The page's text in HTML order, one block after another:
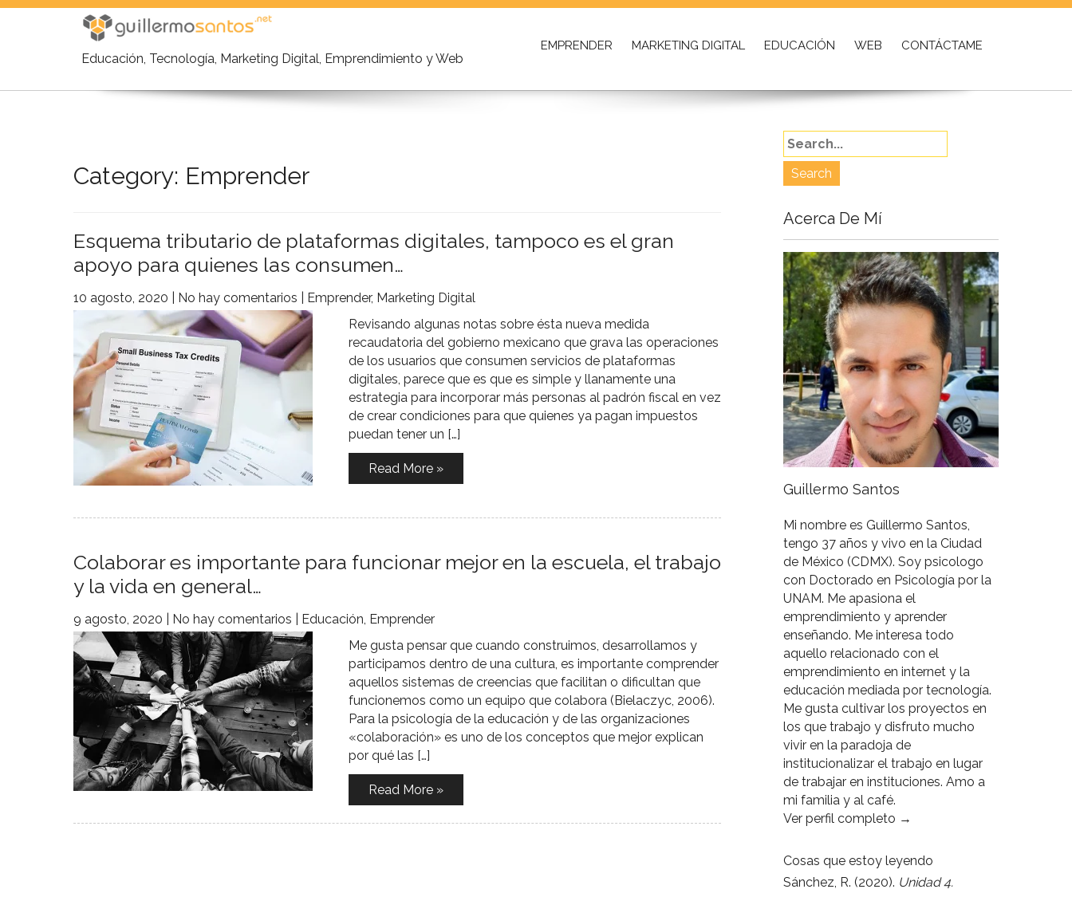
Skip
Educación, Tecnología, Marketing Digital, Emprendimiento y Web
EMPRENDER MARKETING DIGITAL EDUCACIÓN WEB CONTÁCTAME
Category: Emprender
Esquema tributario de plataformas digitales, tampoco es el gran
apoyo para quienes las consumen…
10 agosto, 2020 No hay comentarios Emprender, Marketing Digital
Revisando algunas notas sobre ésta nueva medida
recaudatoria del gobierno mexicano que grava las operaciones
de los usuarios que consumen servicios de plataformas
digitales, parece que es que es simple y llanamente una
estrategia para incorporar más personas al padrón fiscal en vez
de crear condiciones para que quienes ya pagan impuestos
puedan tener un […]
Read More »
Colaborar es importante para funcionar mejor en la escuela, el trabajo
y la vida en general…
9 agosto, 2020 No hay comentarios Educación, Emprender
Me gusta pensar que cuando construimos, desarrollamos y
participamos dentro de una cultura, es importante comprender
aquellos sistemas de creencias que facilitan o dificultan que
funcionemos como un equipo que colabora (Bielaczyc, 2006).
Para la psicología de la educación y de las organizaciones
«colaboración» es uno de los conceptos que mejor explican
por qué las […]
Read More »
Acerca De Mí
Guillermo Santos
Mi nombre es Guillermo Santos,
tengo 37 años y vivo en la Ciudad
de México (CDMX). Soy psicologo
con Doctorado en Psicología por la
UNAM. Me apasiona el
emprendimiento y aprender
enseñando. Me interesa todo
aquello relacionado con el
emprendimiento en internet y la
educación mediada por tecnología.
Me gusta cultivar los proyectos en
los que trabajo y disfruto mucho
vivir en la paradoja de
institucionalizar el trabajo en lugar
de trabajar en instituciones. Amo a
mi familia y al café.
Ver perfil completo →
Cosas que estoy leyendo
Sánchez, R. (2020). Unidad 4.